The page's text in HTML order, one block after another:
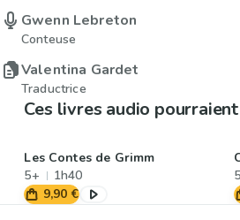
Gwenn Lebreton
Conteuse
Valentina Gardet
Traductrice
Ces livres audio
Les Contes de Grimm
5+
1h40
9,90 €